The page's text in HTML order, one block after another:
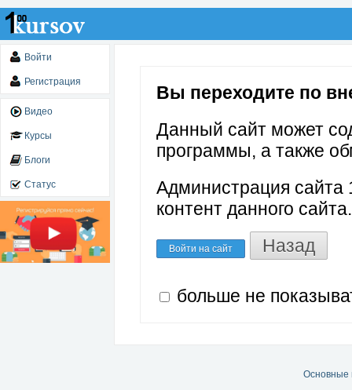
Войти
Регистрация
Видео
Курсы
Блоги
Статус
Вы переходите по
Данный сайт может
программы, а также
Администрация сайта
контент данного сайта.
Войти на сайт Назад
больше не
Основные